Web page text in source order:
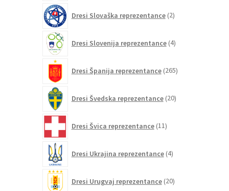
Dresi Slovaška reprezentance 2izdelka
Dresi Slovenija reprezentance 4izdelki
Dresi Španija reprezentance 265izdelkov
Dresi Švedska reprezentance 20izdelkov
Dresi Švica reprezentance 11izdelkov
Dresi Ukrajina reprezentance 4izdelki
Dresi Urugvaj reprezentance 20izdelkov